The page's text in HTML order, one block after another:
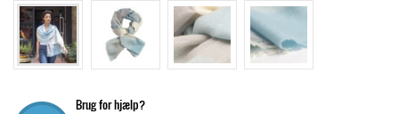
Brug for hjælp?